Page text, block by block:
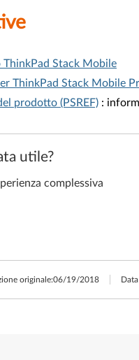
Stack Mobile
ThinkPad Stack Mobile
prodotto (PSREF) :
utile?
complessiva
originale:06/19/2018